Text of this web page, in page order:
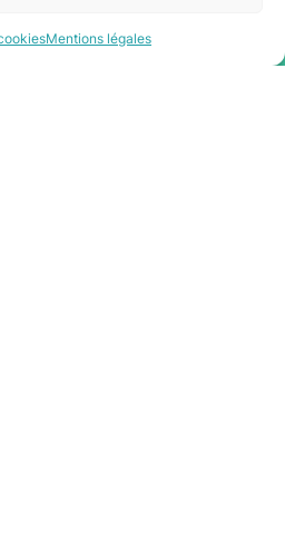
Mentions légales
Contact